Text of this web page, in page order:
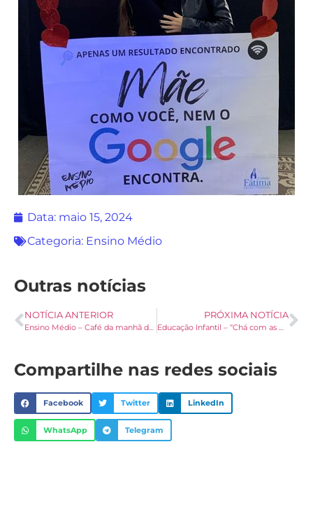
Data: maio 15, 2024
Categoria: Ensino Médio
Outras notícias
NOTÍCIA ANTERIOR
Ensino Médio – Café da manhã das mães – Parte 1
PRÓXIMA NOTÍCIA
Educação Infantil – “Chá com as Mães”
Compartilhe nas redes sociais
Facebook Twitter LinkedIn
WhatsApp Telegram